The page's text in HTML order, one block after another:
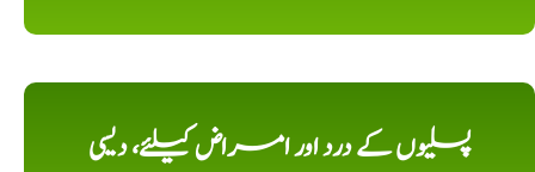
پسلیوں کے درد اور امراض کیلئے، دیسی